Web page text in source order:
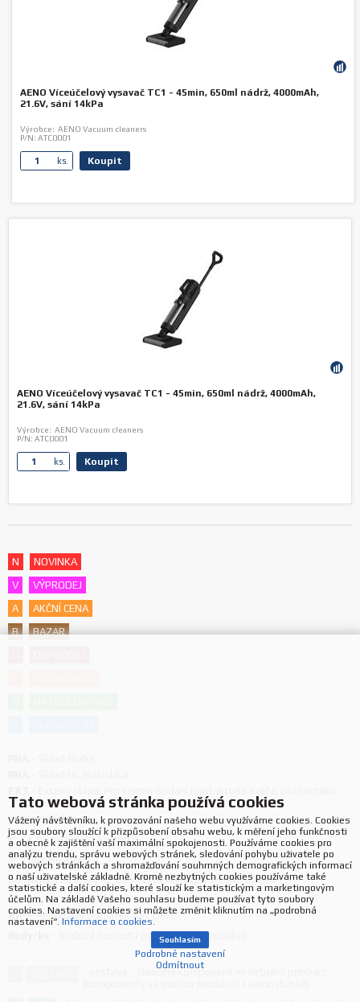
AENO Víceúčelový vysavač TC1 - 45min, 650ml nádrž, 4000mAh,
21.6V, sání 14kPa
Výrobce: AENO Vacuum cleaners
P/N: ATC0001
ks. Koupit
AENO Víceúčelový vysavač TC1 - 45min, 650ml nádrž, 4000mAh,
21.6V, sání 14kPa
Výrobce: AENO Vacuum cleaners
P/N: ATC0001
ks. Koupit
N
NOVINKA
V
VÝPRODEJ
A
AKČNÍ CENA
B
BAZAR
-je skladem
-k dispozici do 48 hodin
-není skladem
po kliknutí na ikony se zobrazí detailní dotazovač skladu
RP*-Recyklační poplatek bez DPH
bodová hodnota produktu v promoakci;
sestava - sloučení komponent ve virtuální produkt,
Tato webová stránka používá cookies
Vážený návštěvníku, k provozování našeho webu využíváme cookies. Cookies
jsou soubory sloužící k přizpůsobení obsahu webu, k měření jeho funkčnosti
a obecně k zajištění vaší maximální spokojenosti. Používáme cookies pro
analýzu trendu, správu webových stránek, sledování pohybu uživatele po
webových stránkách a shromažďování souhrnných demografických informací
o naší uživatelské základně. Kromě nezbytných cookies používáme také
statistické a další cookies, které slouží ke statistickým a marketingovým
účelům. Na základě Vašeho souhlasu budeme používat tyto soubory
cookies. Nastavení cookies si můžete změnit kliknutím na „podrobná
nastavení“. Informace o cookies.
Odmítnout
Podrobné nastavení
Souhlasím